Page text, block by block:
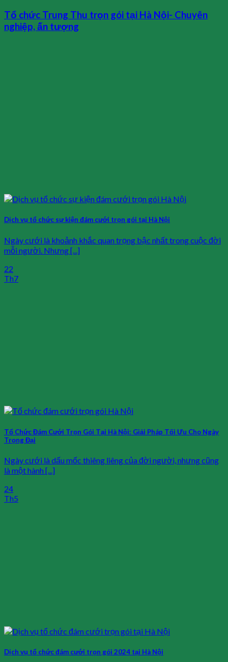
Tổ chức Trung Thu trọn gói tại Hà Nội- Chuyên
nghiệp, ấn tượng
Dịch vụ tổ chức sự kiện đám cưới trọn gói tại Hà Nội
Ngày cưới là khoảnh khắc quan trọng bậc nhất trong cuộc đời
mỗi người. Nhưng [...]
22
Th7
Tổ Chức Đám Cưới Trọn Gói Tại Hà Nội: Giải Pháp Tối Ưu Cho Ngày
Trọng Đại
Ngày cưới là dấu mốc thiêng liêng của đời người, nhưng cũng
là một hành [...]
24
Th5
Dịch vụ tổ chức đám cưới trọn gói 2024 tại Hà Nội